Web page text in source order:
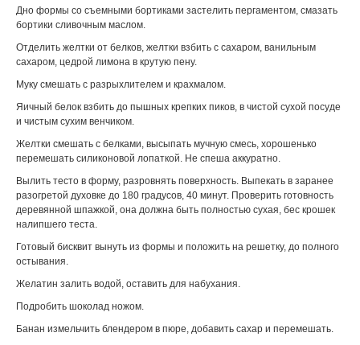
Дно формы со съемными бортиками застелить пергаментом, смазать
бортики сливочным маслом.
Отделить желтки от белков, желтки взбить с сахаром, ванильным
сахаром, цедрой лимона в крутую пену.
Муку смешать с разрыхлителем и крахмалом.
Яичный белок взбить до пышных крепких пиков, в чистой сухой посуде
и чистым сухим венчиком.
Желтки смешать с белками, высыпать мучную смесь, хорошенько
перемешать силиконовой лопаткой. Не спеша аккуратно.
Вылить тесто в форму, разровнять поверхность. Выпекать в заранее
разогретой духовке до 180 градусов, 40 минут. Проверить готовность
деревянной шпажкой, она должна быть полностью сухая, бес крошек
налипшего теста.
Готовый бисквит вынуть из формы и положить на решетку, до полного
остывания.
Желатин залить водой, оставить для набухания.
Подробить шоколад ножом.
Банан измельчить блендером в пюре, добавить сахар и перемешать.